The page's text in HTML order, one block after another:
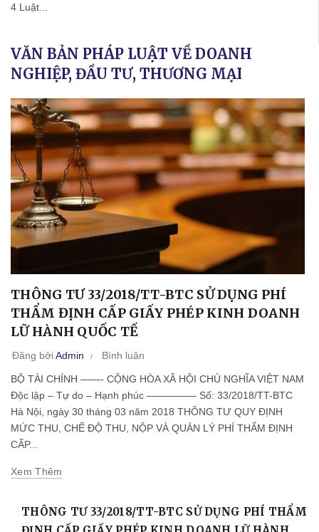
4 Luật...
VĂN BẢN PHÁP LUẬT VỀ DOANH
NGHIỆP, ĐẦU TƯ, THƯƠNG MẠI
THÔNG TƯ 33/2018/TT-BTC SỬ DỤNG PHÍ
THẨM ĐỊNH CẤP GIẤY PHÉP KINH DOANH
LỮ HÀNH QUỐC TẾ
Đăng bởi Admin Bình luận
BỘ TÀI CHÍNH ——- CỘNG HÒA XÃ HỘI CHỦ NGHĨA VIỆT NAM
Độc lập – Tự do – Hạnh phúc ————— Số: 33/2018/TT-BTC
Hà Nội, ngày 30 tháng 03 năm 2018 THÔNG TƯ QUY ĐỊNH
MỨC THU, CHẾ ĐỘ THU, NỘP VÀ QUẢN LÝ PHÍ THẨM ĐỊNH
CẤP...
Xem Thêm
THÔNG TƯ 33/2018/TT-BTC SỬ DỤNG PHÍ THẨM